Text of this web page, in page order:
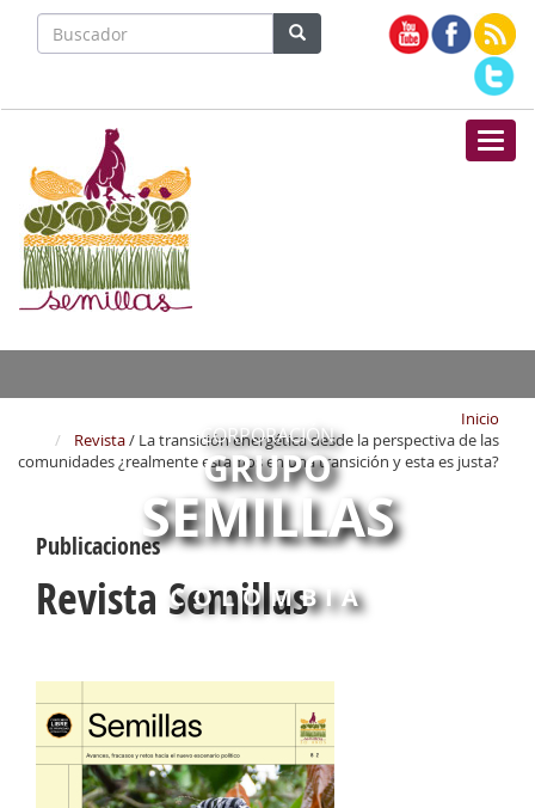
CORPORACIÓN
GRUPO
SEMILLAS
COLOMBIA
Inicio
Revista/ La transición energética desde la perspectiva de las
comunidades ¿realmente estamos en una transición y esta es justa?
Publicaciones
Revista Semillas